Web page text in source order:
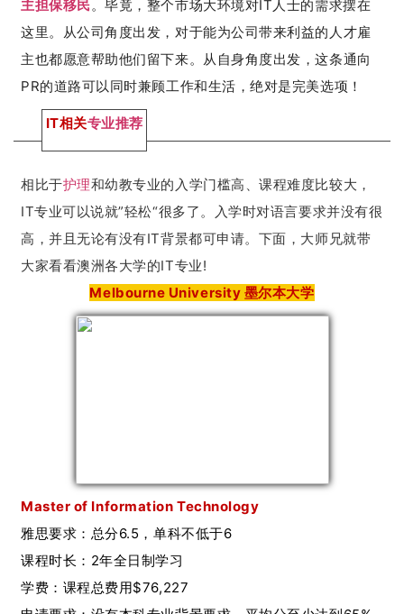
主担保移民。毕竟，整个市场大环境对IT人士的需求摆在
这里。从公司角度出发，对于能为公司带来利益的人才雇
主也都愿意帮助他们留下来。从自身角度出发，这条通向
PR的道路可以同时兼顾工作和生活，绝对是完美选项！
IT相关专业推荐
相比于护理和幼教专业的入学门槛高、课程难度比较大，
IT专业可以说就”轻松“很多了。入学时对语言要求并没有很
高，并且无论有没有IT背景都可申请。下面，大师兄就带
大家看看澳洲各大学的IT专业!
Melbourne University 墨尔本大学
Master of Information Technology
雅思要求：总分6.5，单科不低于6
课程时长：2年全日制学习
学费：课程总费用$76,227